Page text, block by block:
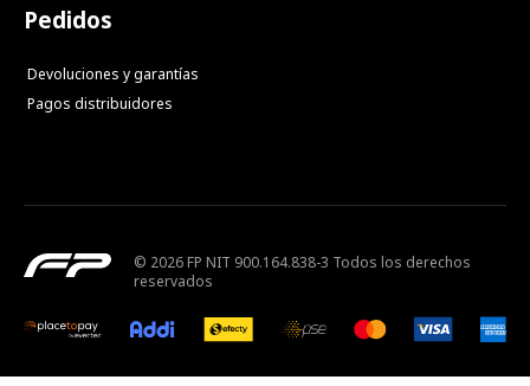
Pedidos
Devoluciones y garantías
Pagos distribuidores
© 2026 FP NIT 900.164.838-3 Todos los derechos
reservados